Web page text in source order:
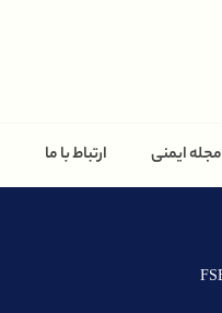
مجله ایمنی ارتباط با ما